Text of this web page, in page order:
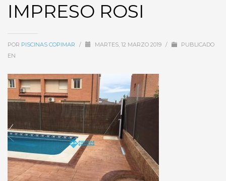
IMPRESO ROSI
POR PISCINAS COPIMAR / MARTES, 12 MARZO 2019 /
PUBLICADO
EN